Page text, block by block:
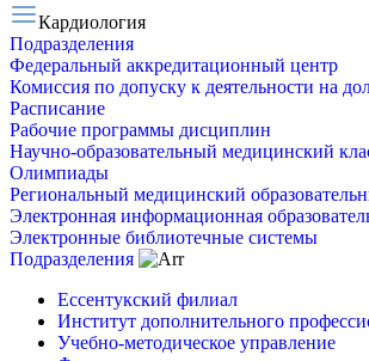
Кардиология
Подразделения
Федеральный аккредитационный центр
Комиссия по допуску к деятельности на
Расписание
Рабочие программы дисциплин
Научно-образовательный медицинский
Олимпиады
Региональный медицинский
Электронная информационная
Электронные библиотечные системы
Подразделения
Ессентукский филиал
Институт дополнительного
Учебно-методическое управление